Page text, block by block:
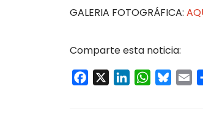
GALERIA FOTOGRÁFICA:
Comparte esta noticia:
Facebook LinkedInWhatsApp